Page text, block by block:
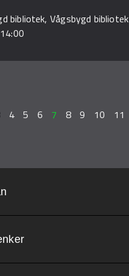
bibliotek, Vågsbygd bibliotek
14:00
4 5 6 7 8 9 10 11